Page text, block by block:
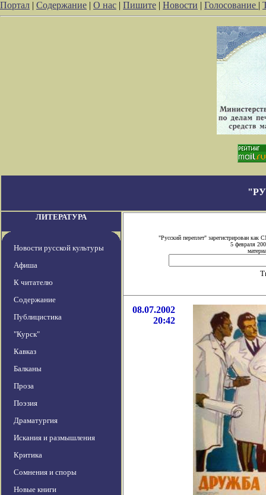
Портал | Содержание | О нас | Пишите | Новости | Голосование |
ЛИТЕРАТУРА
Новости русской культуры
Афиша
К читателю
Содержание
Публицистика
"Курск"
Кавказ
Балканы
Проза
Поэзия
Драматургия
Искания и размышления
Критика
Сомнения и споры
Новые книги
"Русский переплет" зарегистрирован
5 февраля
08.07.2002
20:42